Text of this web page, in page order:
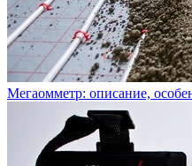
Мегаомметр: описание,